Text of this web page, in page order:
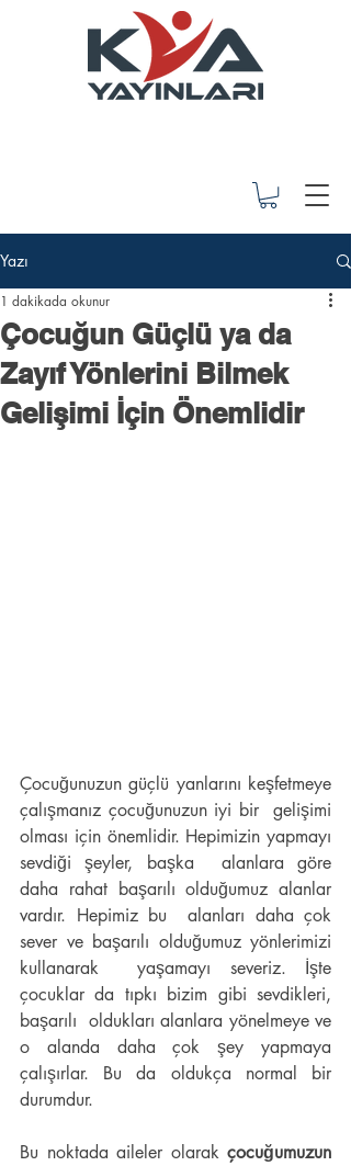
Yazı
Çocuğun Güçlü ya da
Zayıf Yönlerini Bilmek
Gelişimi İçin Önemlidir
1 dakikada okunur
Çocuğunuzun güçlü yanlarını keşfetmeye
çalışmanız çocuğunuzun iyi bir  gelişimi
olması için önemlidir. Hepimizin yapmayı
sevdiği şeyler, başka  alanlara göre
daha rahat başarılı olduğumuz alanlar
vardır. Hepimiz bu  alanları daha çok
sever ve başarılı olduğumuz yönlerimizi
kullanarak  yaşamayı severiz. İşte
çocuklar da tıpkı bizim gibi sevdikleri,
başarılı  oldukları alanlara yönelmeye ve
o alanda daha çok şey yapmaya
çalışırlar. Bu da oldukça normal bir
durumdur.
Bu noktada aileler olarak çocuğumuzun